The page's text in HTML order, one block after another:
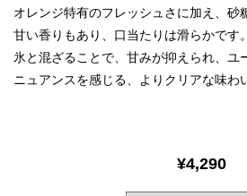
オレンジ特有のフレッシュさに加え、砂
甘い香りもあり、口当たりは滑らかです。
氷と混ざることで、甘みが抑えられ、ユ
ニュアンスを感じる、よりクリアな味わ
¥4,290